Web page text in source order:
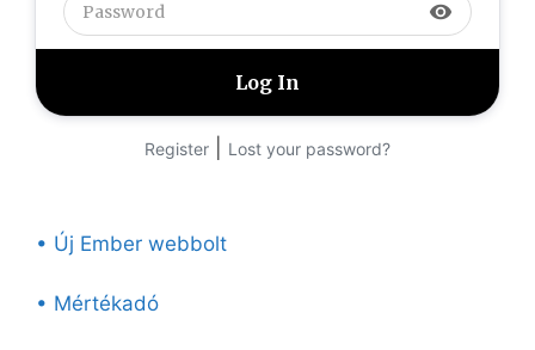
visibility
Register Lost your password?
• Új Ember webbolt
• Mértékadó